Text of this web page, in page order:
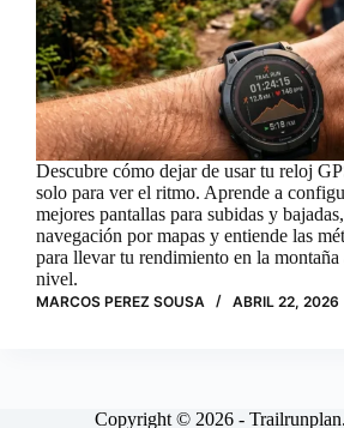
Descubre cómo dejar de usar tu reloj
solo para ver el ritmo. Aprende a
mejores pantallas para subidas y
navegación por mapas y entiende las
para llevar tu rendimiento en la montaña
nivel.
MARCOS PEREZ SOUSA ABRIL 22, 2026
Copyright © 2026 -